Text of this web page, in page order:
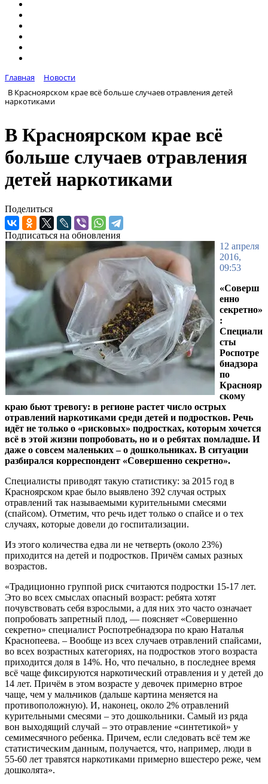
Главная
Новости
В Красноярском крае всё больше случаев отравления детей
наркотиками
В Красноярском крае всё
больше случаев отравления
детей наркотиками
Поделиться
Подписаться на обновления
12 апреля
2016,
09:53
«Соверш
енно
секретно»
:
Специали
сты
Роспотре
бнадзора
по
Краснояр
скому
краю бьют тревогу: в регионе растет число острых
отравлений наркотиками среди детей и подростков. Речь
идёт не только о «рисковых» подростках, которым хочется
всё в этой жизни попробовать, но и о ребятах помладше. И
даже о совсем маленьких – о дошкольниках. В ситуации
разбирался корреспондент «Совершенно секретно».
Специалисты приводят такую статистику: за 2015 год в
Красноярском крае было выявлено 392 случая острых
отравлений так называемыми курительными смесями
(спайсом). Отметим, что речь идет только о спайсе и о тех
случаях, которые довели до госпитализации.
Из этого количества едва ли не четверть (около 23%)
приходится на детей и подростков. Причём самых разных
возрастов.
«Традиционно группой риск считаются подростки 15-17 лет.
Это во всех смыслах опасный возраст: ребята хотят
почувствовать себя взрослыми, а для них это часто означает
попробовать запретный плод, — поясняет «Совершенно
секретно» специалист Роспотребнадзора по краю Наталья
Краснопеева. – Вообще из всех случаев отравлений спайсами,
во всех возрастных категориях, на подростков этого возраста
приходится доля в 14%. Но, что печально, в последнее время
всё чаще фиксируются наркотический отравления и у детей до
14 лет. Причём в этом возрасте у девочек примерно втрое
чаще, чем у мальчиков (дальше картина меняется на
противоположную). И, наконец, около 2% отравлений
курительными смесями – это дошкольники. Самый из ряда
вон выходящий случай – это отравление «синтетикой» у
семимесячного ребенка. Причем, если следовать всё тем же
статистическим данным, получается, что, например, люди в
55-60 лет травятся наркотиками примерно вшестеро реже, чем
дошколята».